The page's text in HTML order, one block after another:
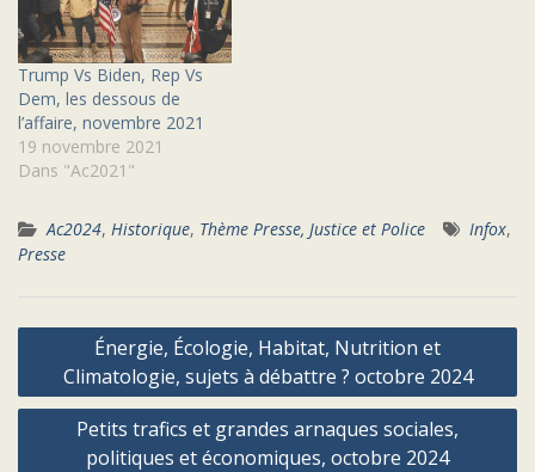
Trump Vs Biden, Rep Vs
Dem, les dessous de
l’affaire, novembre 2021
19 novembre 2021
Dans "Ac2021"
Ac2024, Historique, Thème Presse, Justice et Police Infox,
Presse
Navigation
l’article
Énergie, Écologie, Habitat, Nutrition et
Climatologie, sujets à débattre ? octobre 2024
Petits trafics et grandes arnaques sociales,
politiques et économiques, octobre 2024